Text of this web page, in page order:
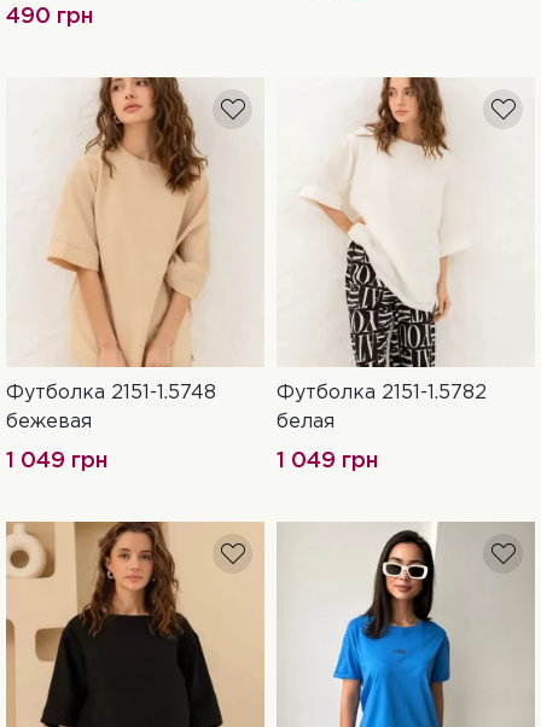
490 грн
52 S-M L-XL
Футболка 2151-1.5748
бежевая
1 049 грн
52 S-M L-XL
Футболка 2151-1.5782
белая
1 049 грн